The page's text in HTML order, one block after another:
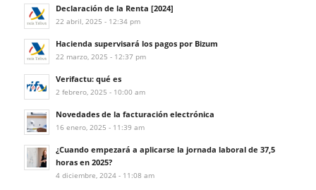
Declaración de la Renta [2024]
22 abril, 2025 - 12:34 pm
Hacienda supervisará los pagos por Bizum
22 marzo, 2025 - 12:37 pm
Verifactu: qué es
2 febrero, 2025 - 10:00 am
Novedades de la facturación electrónica
16 enero, 2025 - 11:39 am
¿Cuando empezará a aplicarse la jornada laboral de 37,5
horas en 2025?
4 diciembre, 2024 - 11:08 am